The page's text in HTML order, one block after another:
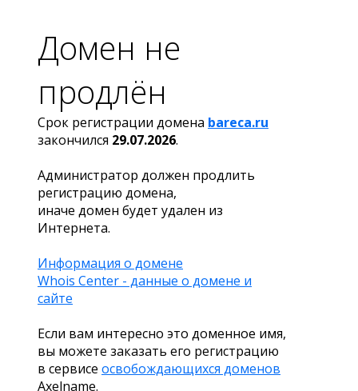
Домен не
продлён
Срок регистрации домена bareca.ru
закончился 29.07.2026.
Администратор должен продлить
регистрацию домена,
иначе домен будет удален из
Интернета.
Информация о домене
Whois Center - данные о домене и
сайте
Если вам интересно это доменное имя,
вы можете заказать его регистрацию
в сервисе освобождающихся доменов
Axelname.